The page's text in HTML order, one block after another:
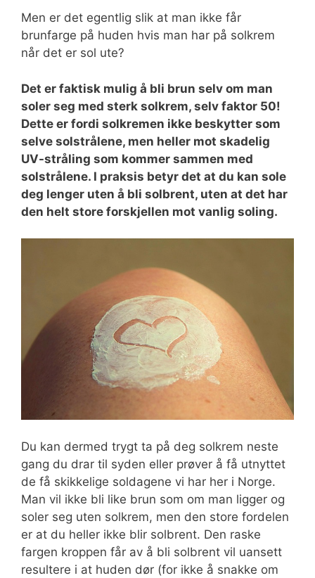
Men er det egentlig slik at man ikke får
brunfarge på huden hvis man har på solkrem
når det er sol ute?
Det er faktisk mulig å bli brun selv om man
soler seg med sterk solkrem, selv faktor 50!
Dette er fordi solkremen ikke beskytter som
selve solstrålene, men heller mot skadelig
UV-stråling som kommer sammen med
solstrålene. I praksis betyr det at du kan sole
deg lenger uten å bli solbrent, uten at det har
den helt store forskjellen mot vanlig soling.
Du kan dermed trygt ta på deg solkrem neste
gang du drar til syden eller prøver å få utnyttet
de få skikkelige soldagene vi har her i Norge.
Man vil ikke bli like brun som om man ligger og
soler seg uten solkrem, men den store fordelen
er at du heller ikke blir solbrent. Den raske
fargen kroppen får av å bli solbrent vil uansett
resultere i at huden dør (for ikke å snakke om